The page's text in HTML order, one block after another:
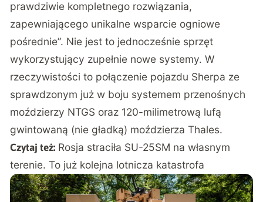
prawdziwie kompletnego rozwiązania,
zapewniającego unikalne wsparcie ogniowe
pośrednie”. Nie jest to jednocześnie sprzęt
wykorzystujący zupełnie nowe systemy. W
rzeczywistości to połączenie pojazdu Sherpa ze
sprawdzonym już w boju systemem przenośnych
moździerzy NTGS oraz 120-milimetrową lufą
gwintowaną (nie gładką) moździerza Thales.
Czytaj też: Rosja straciła SU-25SM na własnym
terenie. To już kolejna lotnicza katastrofa